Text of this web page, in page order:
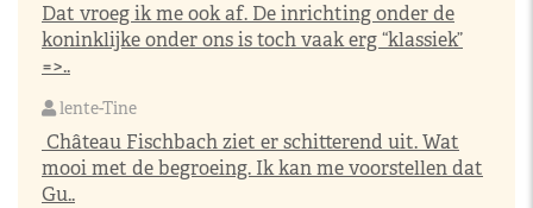
Dat vroeg ik me ook af. De inrichting onder de
koninklijke onder ons is toch vaak erg “klassiek”
=>..
lente-Tine
Château Fischbach ziet er schitterend uit. Wat
mooi met de begroeing. Ik kan me voorstellen dat
Gu..